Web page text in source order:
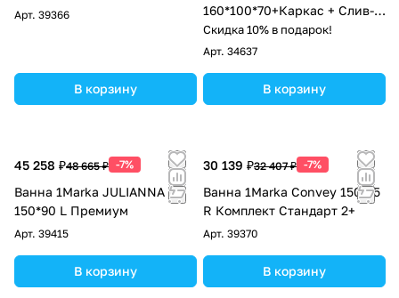
Арт. 39366
В корзину
160*100*70+Каркас + Слив-
перелив
Скидка 10% в подарок!
Арт. 34637
В корзину
45 258 ₽48 665 ₽ -7%
Ванна 1Marka JULIANNA
150*90 L Премиум
Арт. 39415
В корзину
30 139 ₽32 407 ₽ -7%
Ванна 1Marka Convey 150*75
R Комплект Стандарт 2+
Арт. 39370
В корзину